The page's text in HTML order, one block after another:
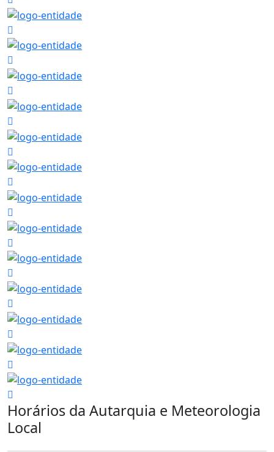
Horários da Autarquia e Meteorologia
Local